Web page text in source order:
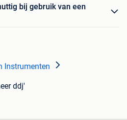
bij gebruik van een
Instrumenten
ddj'